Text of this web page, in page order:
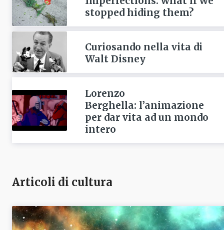
stopped hiding them?
Curiosando nella vita di
Walt Disney
Lorenzo
Berghella: l’animazione
per dar vita ad un mondo
intero
Articoli di cultura